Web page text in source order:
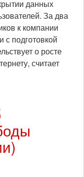
данных
За два
к компании
с подготовкой
о росте
считает